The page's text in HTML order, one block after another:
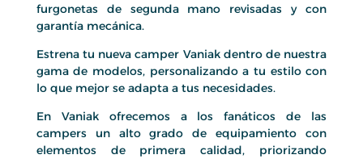
furgonetas de segunda mano revisadas y con
garantía mecánica.
Estrena tu nueva camper Vaniak dentro de nuestra
gama de modelos, personalizando a tu estilo con
lo que mejor se adapta a tus necesidades.
En Vaniak ofrecemos a los fanáticos de las
campers un alto grado de equipamiento con
elementos de primera calidad, priorizando